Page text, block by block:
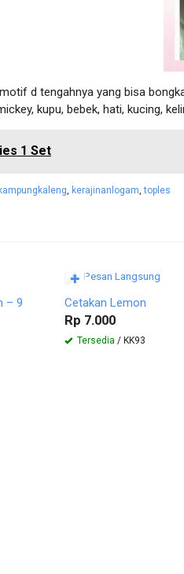
d tengahnya yang bisa
kupu, bebek, hati, kucing,
1 Set
kampungkaleng, kerajinanlogam,toples
– 9
Pesan Langsung
Cetakan Lemon
Rp 7.000
Tersedia / KK93
✚